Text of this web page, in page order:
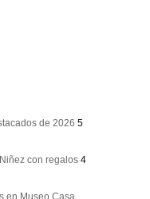
de 2026 5
con regalos 4
en Museo Casa